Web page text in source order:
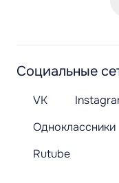
Социальные
VK
Одноклассники
Rutube